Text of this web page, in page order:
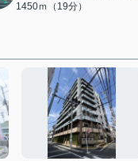
1450ｍ（19分）